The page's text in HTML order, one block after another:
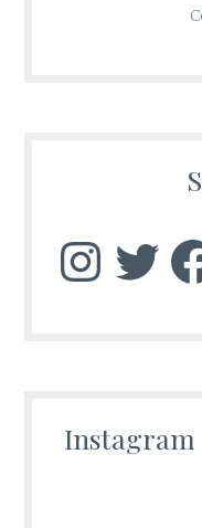
InstagramTwitter